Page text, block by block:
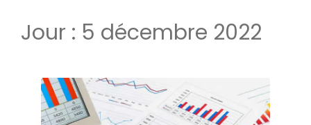
Jour : 5 décembre 2022